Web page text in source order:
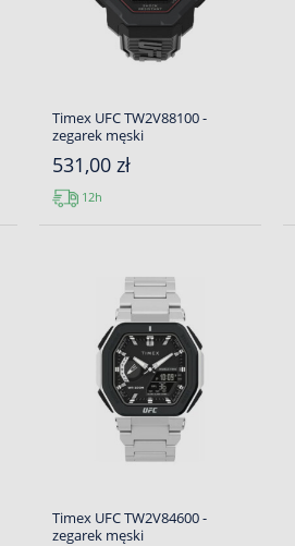
Timex UFC TW2V88100 -
zegarek męski
531,00 zł
12h
Timex UFC TW2V84600 -
zegarek męski